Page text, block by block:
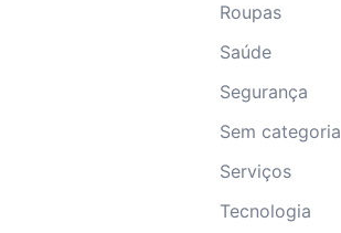
Roupas
Saúde
Segurança
Sem categoria
Serviços
Tecnologia